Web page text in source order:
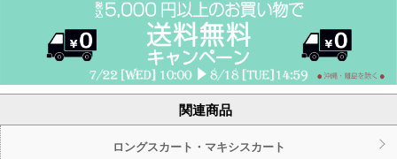
関連商品
ロングスカート・マキシスカート